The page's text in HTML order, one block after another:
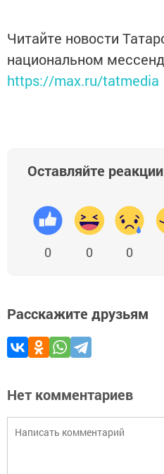
Читайте новости
национальном
https://max.ru/tatmedia
Оставляйте реакции
0 0 0
Расскажите друзьям
Нет комментариев